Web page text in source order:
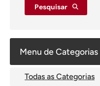
Pesquisar
Menu de Categorias
Todas as Categorias